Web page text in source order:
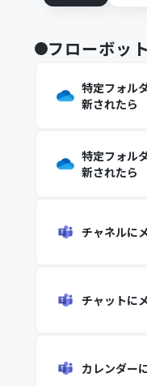
フローボッ
特定フォル
新されたら
特定フォル
新されたら
チャネルに
チャットに
カレンダー